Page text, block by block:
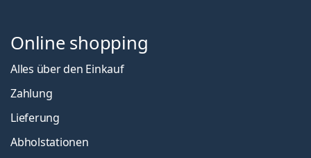
Online shopping
Alles über den Einkauf
Zahlung
Lieferung
Abholstationen